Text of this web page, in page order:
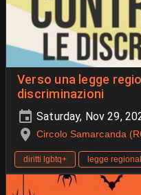
Verso una legge
discriminazioni
Saturday, Nov 29,
Circolo Samarcanda
diritti lgbtq+ legge